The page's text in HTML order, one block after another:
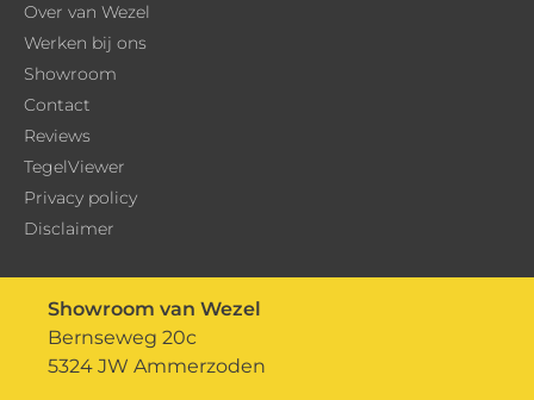
Over van Wezel
Werken bij ons
Showroom
Contact
Reviews
TegelViewer
Privacy policy
Disclaimer
Showroom van Wezel
Bernseweg 20c
5324 JW Ammerzoden